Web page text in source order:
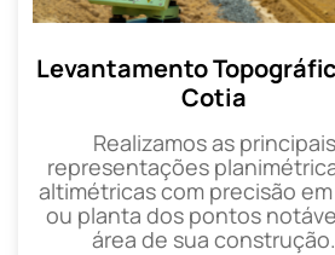
Levantamento
Cotia
Realizamos as principais
representações
altimétricas com precisão
ou planta dos pontos
área de sua construção.